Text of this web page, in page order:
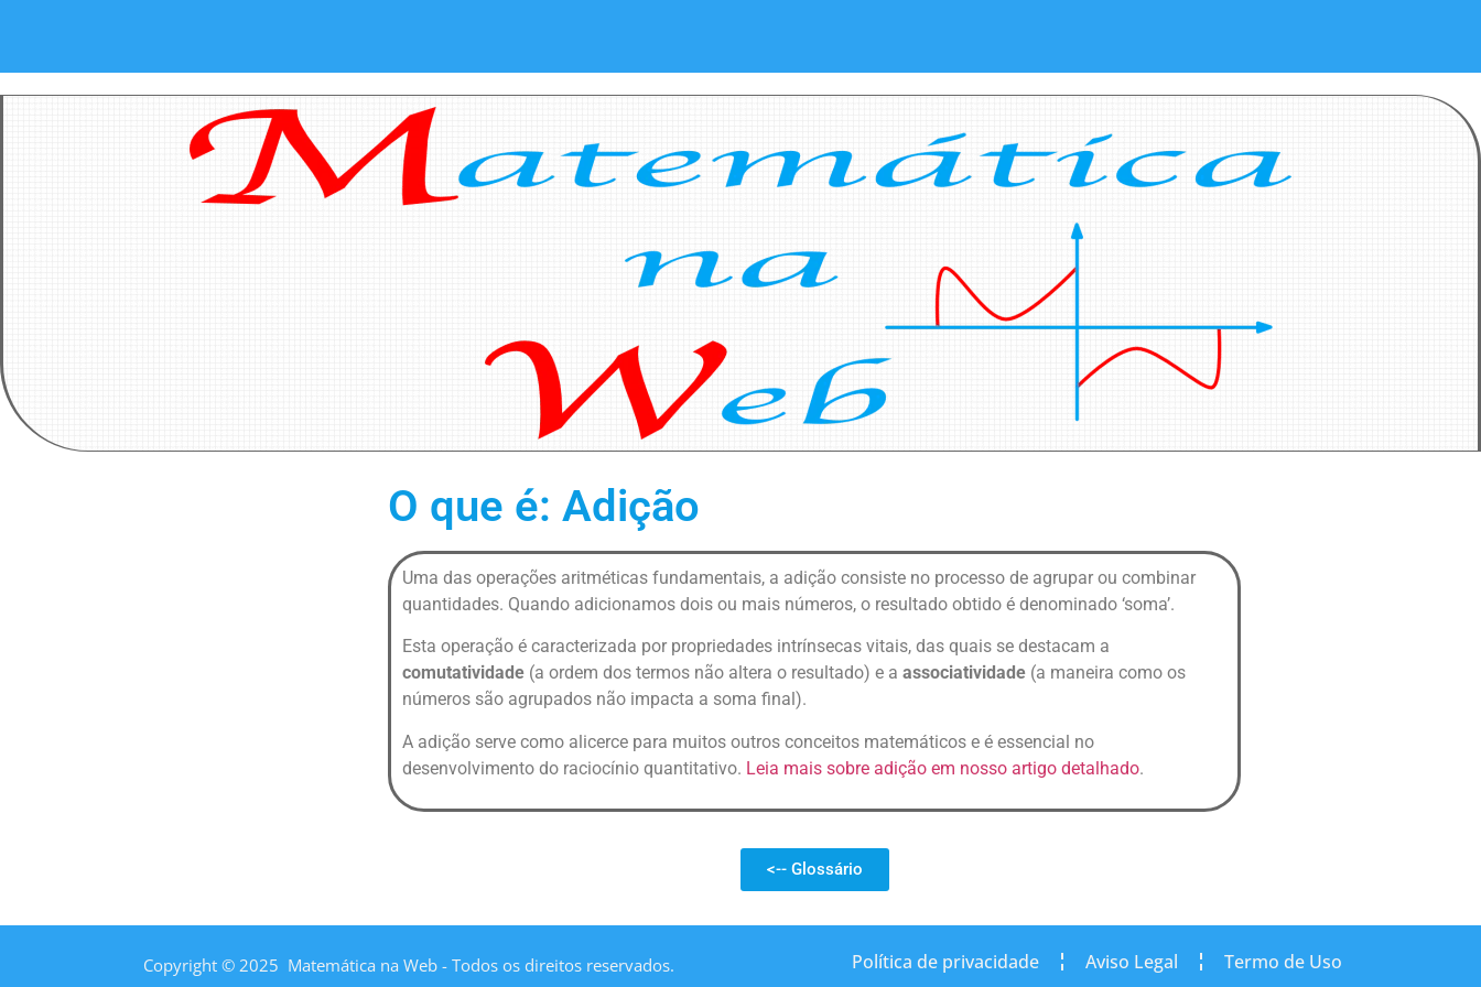
O que é: Adição
Uma das operações aritméticas fundamentais, a adição consiste no processo de agrupar ou combinar
quantidades. Quando adicionamos dois ou mais números, o resultado obtido é denominado ‘soma’.
Esta operação é caracterizada por propriedades intrínsecas vitais, das quais se destacam a
comutatividade (a ordem dos termos não altera o resultado) e a associatividade (a maneira como os
números são agrupados não impacta a soma final).
A adição serve como alicerce para muitos outros conceitos matemáticos e é essencial no
desenvolvimento do raciocínio quantitativo. Leia mais sobre adição em nosso artigo detalhado.
<-- Glossário
Copyright © 2025 Matemática na Web - Todos os direitos reservados. Política de privacidade Aviso Legal Termo de Uso